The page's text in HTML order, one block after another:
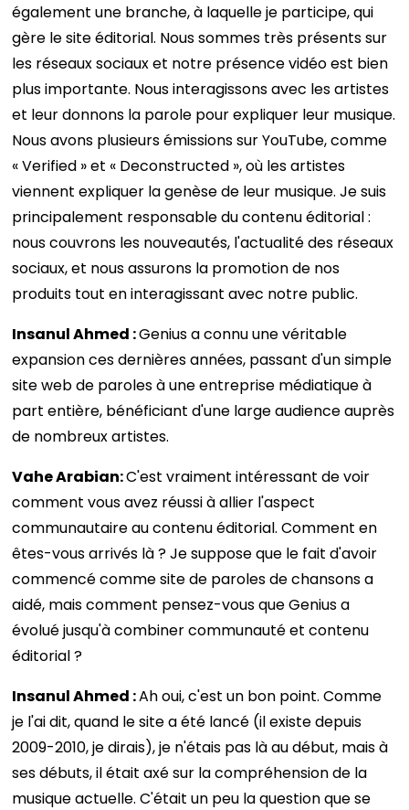
également une branche, à laquelle je participe, qui
gère le site éditorial. Nous sommes très présents sur
les réseaux sociaux et notre présence vidéo est bien
plus importante. Nous interagissons avec les artistes
et leur donnons la parole pour expliquer leur musique.
Nous avons plusieurs émissions sur YouTube, comme
« Verified » et « Deconstructed », où les artistes
viennent expliquer la genèse de leur musique. Je suis
principalement responsable du contenu éditorial :
nous couvrons les nouveautés, l'actualité des réseaux
sociaux, et nous assurons la promotion de nos
produits tout en interagissant avec notre public.
Insanul Ahmed :Genius a connu une véritable
expansion ces dernières années, passant d'un simple
site web de paroles à une entreprise médiatique à
part entière, bénéficiant d'une large audience auprès
de nombreux artistes.
Vahe Arabian:C'est vraiment intéressant de voir
comment vous avez réussi à allier l'aspect
communautaire au contenu éditorial. Comment en
êtes-vous arrivés là ? Je suppose que le fait d'avoir
commencé comme site de paroles de chansons a
aidé, mais comment pensez-vous que Genius a
évolué jusqu'à combiner communauté et contenu
éditorial ?
Insanul Ahmed :Ah oui, c'est un bon point. Comme
je l'ai dit, quand le site a été lancé (il existe depuis
2009-2010, je dirais), je n'étais pas là au début, mais à
ses débuts, il était axé sur la compréhension de la
musique actuelle. C'était un peu la question que se